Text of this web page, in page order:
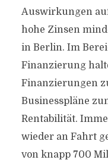
Auswirkungen
hohe Zinsen
in Berlin. Im
Finanzierung
Finanzierungen
Businesspläne
Rentabilität.
wieder an Fahrt
von knapp 700